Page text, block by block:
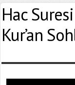
Hac
Kur’an
Yaşadığınız Hatanın